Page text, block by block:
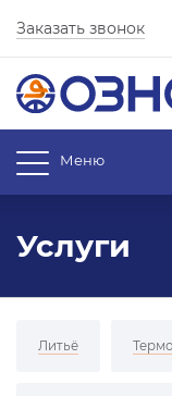
Заказать звонок
Меню
Услуги
Литьё